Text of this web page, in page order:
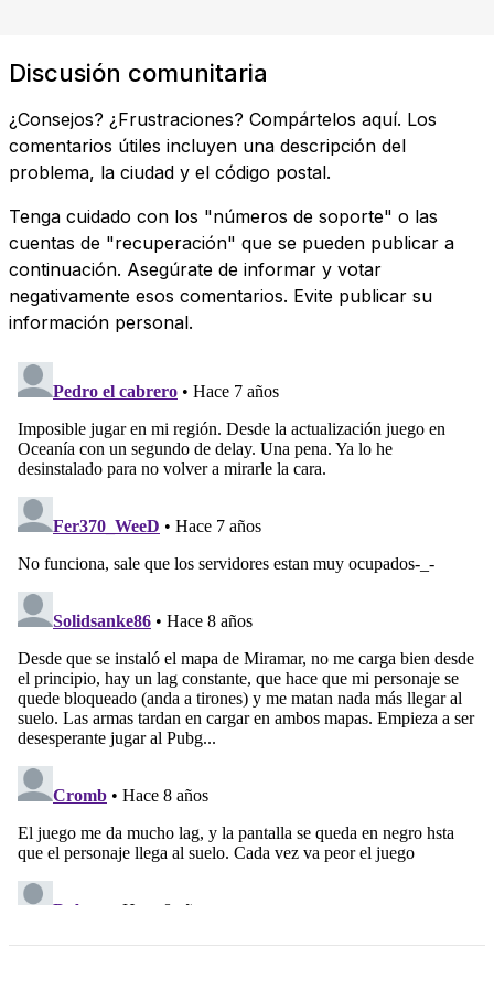
Discusión comunitaria
¿Consejos? ¿Frustraciones? Compártelos aquí. Los
comentarios útiles incluyen una descripción del
problema, la ciudad y el código postal.
Tenga cuidado con los "números de soporte" o las
cuentas de "recuperación" que se pueden publicar a
continuación. Asegúrate de informar y votar
negativamente esos comentarios. Evite publicar su
información personal.